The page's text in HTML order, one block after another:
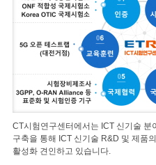
CT시험연구센터에서는 ICT 신기술
구축을 통해 ICT 신기술 R&D 및 제품
활성화 견인하고 있습니다.